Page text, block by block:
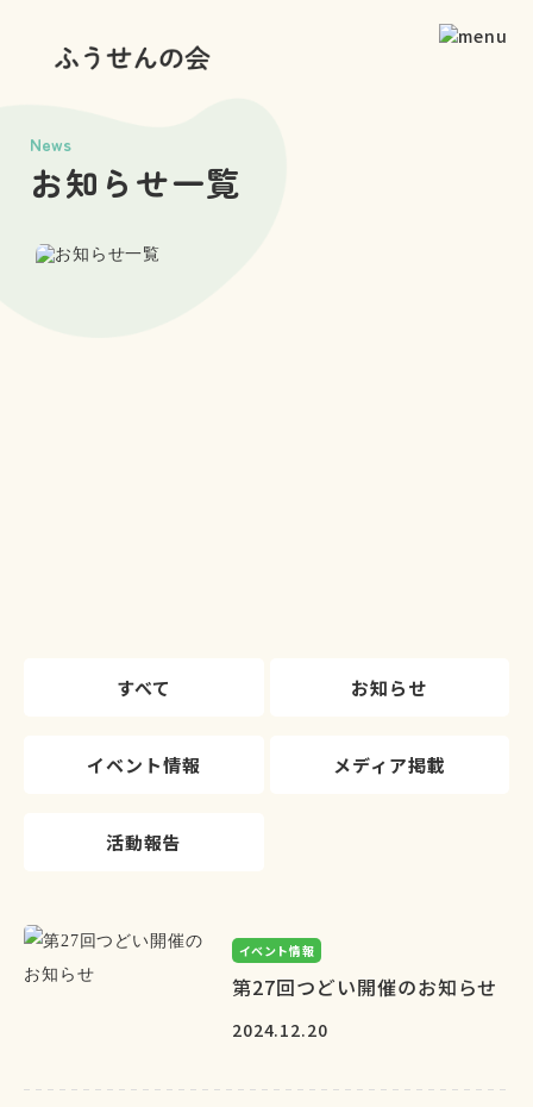
News
お知らせ一覧
すべて お知らせ
イベント情報 メディア掲載
活動報告
イベント情報
第27回つどい開催のお知らせ
2024.12.20